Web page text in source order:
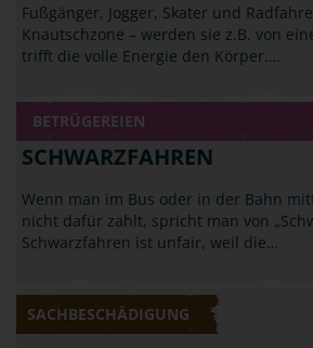
Fußgänger, Jogger, Skater und
Knautschzone – werden sie z.B. von
trifft die volle Energie den Körper.…
BETRÜGEREIEN
SCHWARZFAHREN
Wenn man im Bus oder in der Bahn
nicht dafür zahlt, spricht man von
Schwarzfahren ist unfair, weil die…
SACHBESCHÄDIGUNG